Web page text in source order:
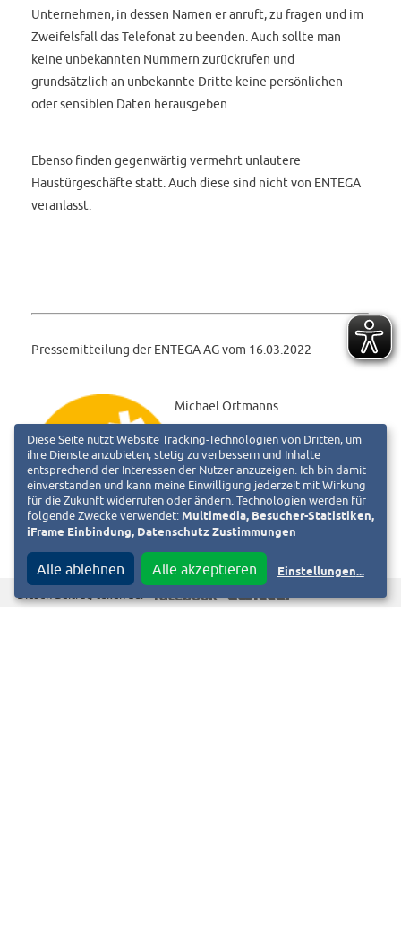
Unternehmen, in dessen Namen er anruft, zu fragen und im
Zweifelsfall das Telefonat zu beenden. Auch sollte man
keine unbekannten Nummern zurückrufen und
grundsätzlich an unbekannte Dritte keine persönlichen
oder sensiblen Daten herausgeben.
Ebenso finden gegenwärtig vermehrt unlautere
Haustürgeschäfte statt. Auch diese sind nicht von ENTEGA
veranlasst.
Pressemitteilung der ENTEGA AG vom 16.03.2022
Michael Ortmanns
ENTEGA AG · Frankfurter Straße
110 · 64293 Darmstadt
Telefon 06151 701-2000
Telefax 06151 701-1721
presse@entega.ag
Diese Seite nutzt Website Tracking-Technologien von Dritten, um
ihre Dienste anzubieten, stetig zu verbessern und Inhalte
entsprechend der Interessen der Nutzer anzuzeigen. Ich bin damit
einverstanden und kann meine Einwilligung jederzeit mit Wirkung
für die Zukunft widerrufen oder ändern. Technologien werden für
folgende Zwecke verwendet: Multimedia, Besucher-Statistiken,
iFrame Einbindung, Datenschutz Zustimmungen
Alle ablehnen Alle akzeptieren Einstellungen...